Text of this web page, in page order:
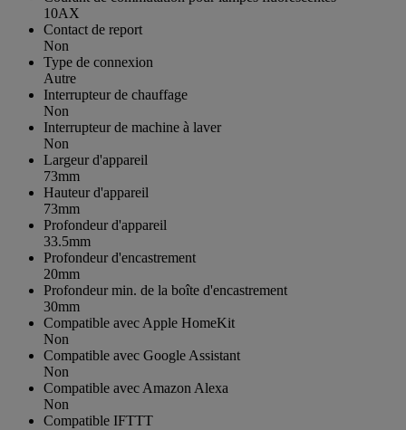
10AX
Contact de report
Non
Type de connexion
Autre
Interrupteur de chauffage
Non
Interrupteur de machine à laver
Non
Largeur d'appareil
73mm
Hauteur d'appareil
73mm
Profondeur d'appareil
33.5mm
Profondeur d'encastrement
20mm
Profondeur min. de la boîte d'encastrement
30mm
Compatible avec Apple HomeKit
Non
Compatible avec Google Assistant
Non
Compatible avec Amazon Alexa
Non
Compatible IFTTT